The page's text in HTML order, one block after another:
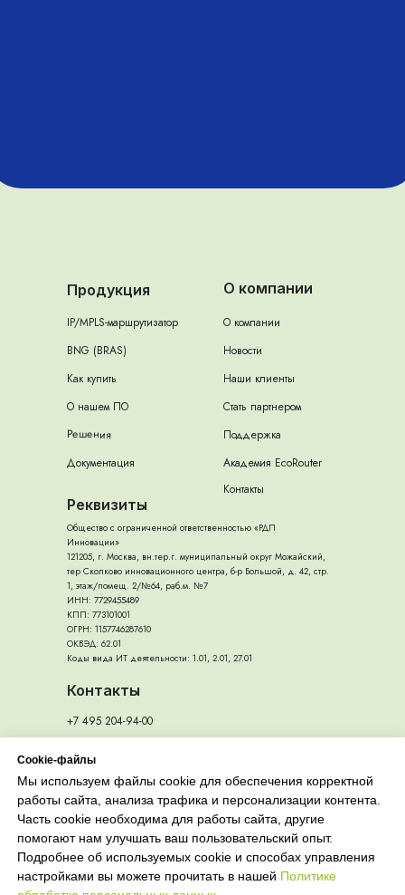
IP/MPLS-маршрутизатор
BNG (BRAS)
Как купить
О нашем ПО
Академия EcoRouter
Контакты
Документация
Решения
Продукция
О компании
Наши клиенты
Стать партнером
Поддержка
О компании
Новости
+7 495 204-94-00
Реквизиты
Общество с ограниченной ответственностью «РДП
Инновации»
121205, г. Москва, вн.тер.г. муниципальный округ Можайский,
тер Сколково инновационного центра, б-р Большой, д. 42, стр.
1, этаж/помещ. 2/№64, раб.м. №7
ИНН: 7729455489
КПП: 773101001
ОГРН: 1157746287610
ОКВЭД: 62.01
Коды вида ИТ деятельности: 1.01, 2.01, 27.01
Контакты
sales@ecorouter.ru
Cookie-файлы
Мы используем файлы cookie для обеспечения корректной
работы сайта, анализа трафика и персонализации контента.
Часть cookie необходима для работы сайта, другие
помогают нам улучшать ваш пользовательский опыт.
Подробнее об используемых cookie и способах управления
настройками вы можете прочитать в нашей Политике